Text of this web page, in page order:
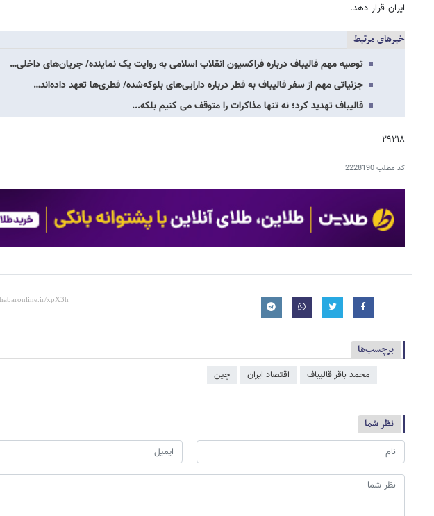
ایران قرار دهد.
خبرهای مرتبط
توصیه مهم قالیباف درباره فراکسیون انقلاب اسلامی به روایت یک نماینده/ جریان‌های داخلی…
جزئیاتی مهم از سفر قالیباف به قطر درباره دارایی‌های بلوکه‌شده/ قطری‌ها تعهد داده‌اند…
قالیباف تهدید کرد؛ نه تنها مذاکرات را متوقف می کنیم بلکه...
۲۹۲۱۸
کد مطلب2228190
برچسب‌ها
محمد باقر قالیباف اقتصاد ایران چین
نظر شما